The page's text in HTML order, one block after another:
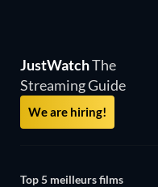
JustWatchThe
Streaming Guide
We are hiring!
Top 5 meilleurs films